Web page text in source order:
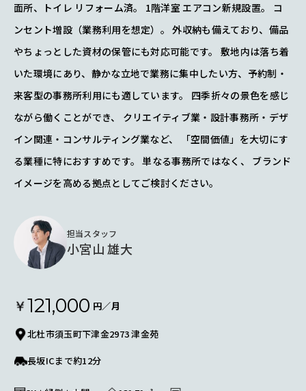
面所、トイレ リフォーム済。 1階洋室 エアコン新規設置。 コ
ンセント増設（業務利用を想定）。 外収納も備えており、備品
やちょっとした資材の保管にも対応可能です。 敷地内は落ち着
いた環境にあり、静かな立地で業務に集中したい方、予約制・
来客型の事務所利用にも適しています。 四季折々の景色を感じ
ながら働くことができ、 クリエイティブ業・設計事務所・デザ
イン関連・コンサルティング業など、 「空間価値」を大切にす
る業種に特におすすめです。 単なる事務所ではなく、 ブランド
イメージを高める拠点としてご検討ください。
担当スタッフ
小宮山 雄大
121,000 円／月
北杜市須玉町下津金2973 津金苑
長坂ICまで約12分